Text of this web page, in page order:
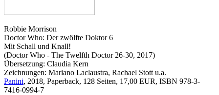
Robbie Morrison
Doctor Who: Der zwölfte Doktor 6
Mit Schall und Knall!
(Doctor Who - The Twelfth Doctor 26-30, 2017)
Übersetzung: Claudia Kern
Zeichnungen: Mariano Laclaustra, Rachael Stott u.a.
Panini, 2018, Paperback, 128 Seiten, 17,00 EUR, ISBN 978-3-
7416-0994-7